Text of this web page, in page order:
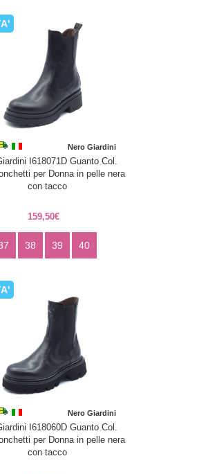
Nero Giardini
I618071D Guanto Col.
per Donna in pelle nera
con tacco
159,50€
38 39 40
Nero Giardini
I618060D Guanto Col.
per Donna in pelle nera
con tacco